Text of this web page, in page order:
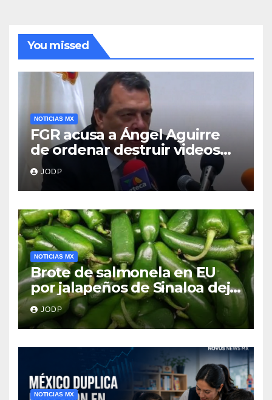
You missed
NOTICIAS MX
FGR acusa a Ángel Aguirre
de ordenar destruir videos
clave del caso Ayotzinapa
JODP
NOTICIAS MX
Brote de salmonela en EU
por jalapeños de Sinaloa deja
345 enfermos y 36
hospitalizados
JODP
NOTICIAS MX